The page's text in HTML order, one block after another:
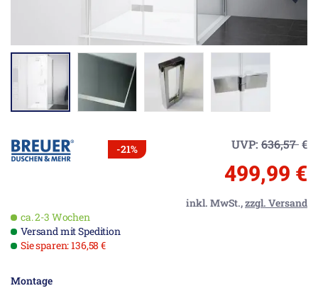
-21% UVP: 636,57€
499,99 €
inkl. MwSt.,zzgl. Versand
ca. 2-3 Wochen
Versand mit Spedition
Sie sparen: 136,58 €
Montage